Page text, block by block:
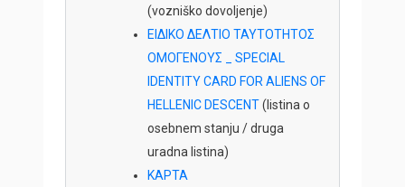
(vozniško dovoljenje)
EΙΔΙΚΟ ΔΕΛΤΙΟ ΤΑΥΤΟΤΗΤΟΣ
ΟΜΟΓΕΝΟΥΣ _ SPECIAL
IDENTITY CARD FOR ALIENS OF
HELLENIC DESCENT(listina o
osebnem stanju / druga
uradna listina)
KΑΡΤΑ